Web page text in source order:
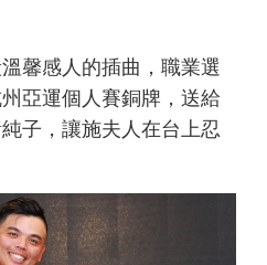
馨感人的插曲，職業選
亞運個人賽銅牌，送給
子，讓施夫人在台上忍